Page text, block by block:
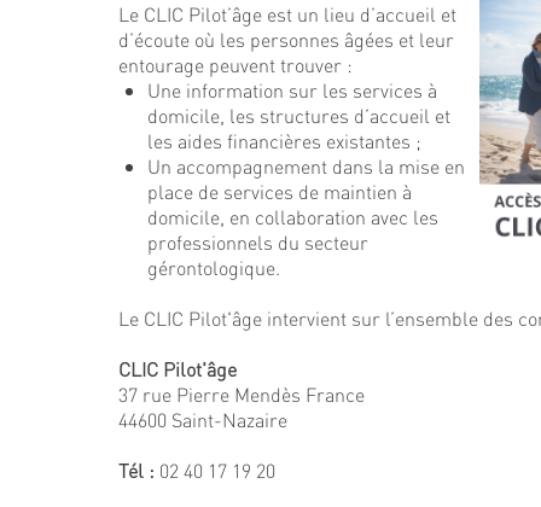
Le CLIC Pilot’âge est un lieu d’accueil et
d’écoute où les personnes âgées et leur
entourage peuvent trouver :
Une information sur les services à
domicile, les structures d’accueil et
les aides financières existantes ;
Un accompagnement dans la mise en
place de services de maintien à
domicile, en collaboration avec les
professionnels du secteur
gérontologique.
Le CLIC Pilot'âge intervient sur l’ensemble des
CLIC Pilot'âge
37 rue Pierre Mendès France
44600 Saint-Nazaire
Tél : 02 40 17 19 20